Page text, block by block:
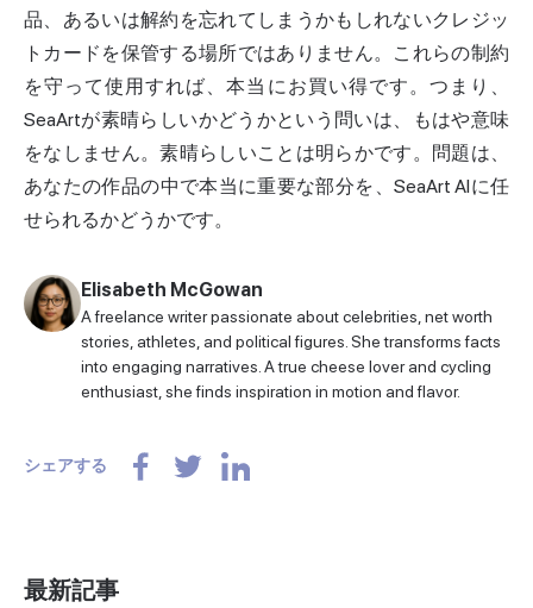
品、あるいは解約を忘れてしまうかもしれないクレジッ
トカードを保管する場所ではありません。これらの制約
を守って使用すれば、本当にお買い得です。つまり、
SeaArtが素晴らしいかどうかという問いは、もはや意味
をなしません。素晴らしいことは明らかです。問題は、
あなたの作品の中で本当に重要な部分を、SeaArt AIに任
せられるかどうかです。
Elisabeth McGowan
A freelance writer passionate about celebrities, net worth
stories, athletes, and political figures. She transforms facts
into engaging narratives. A true cheese lover and cycling
enthusiast, she finds inspiration in motion and flavor.
シェアする
最新記事